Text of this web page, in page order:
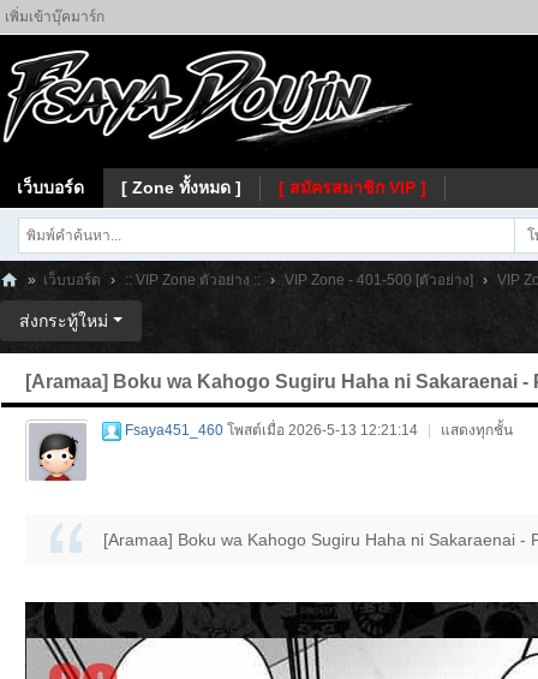
เพิ่มเข้าบุ๊คมาร์ก
เว็บบอร์ด [ Zone ทั้งหมด ] [ สมัครสมาชิก VIP ]
ay
» เว็บบอร์ด › :: VIP Zone ตัวอย่าง :: › VIP Zone - 401-500 [ตัวอย่าง] › VIP
ส่งกระทู้ใหม่
[Aramaa] Boku wa Kahogo Sugiru Haha ni Sakaraenai
Fsaya451_460 โพสต์เมื่อ 2026-5-13 12:21:14 แสดงทุกชั้น
[Aramaa] Boku wa Kahogo Sugiru Haha ni Sakaraenai